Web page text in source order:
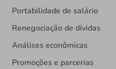
Portabilidade de salário
Renegociação de dívidas
Análises econômicas
Promoções e parcerias